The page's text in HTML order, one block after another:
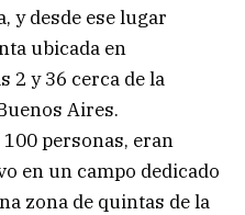
y desde ese lugar
ubicada en
2 y 36 cerca de la
Aires.
personas, eran
en un campo dedicado
zona de quintas de la